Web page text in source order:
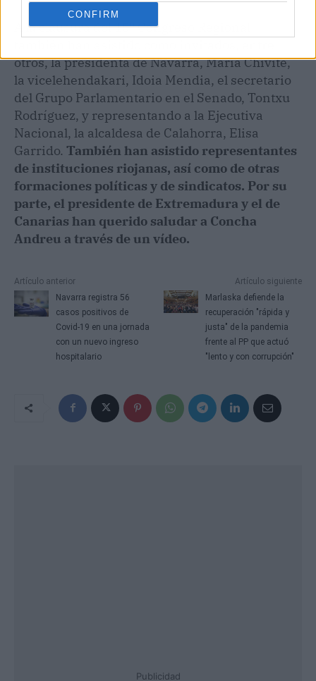
CONFIRM
A la clausura del 15º Congreso Regional
otros, la presidenta de Navarra, Maria Chivite,
la vicelehendakari, Idoia Mendia, el secretario
del Grupo Parlamentario en el Senado, Tontxu
Rodríguez, y representando a la Ejecutiva
Nacional, la alcaldesa de Calahorra, Elisa
Garrido. También han asistido representantes
de instituciones riojanas, así como de otras
formaciones políticas y de sindicatos. Por su
parte, el presidente de Extremadura y el de
Canarias han querido saludar a Concha
Andreu a través de un vídeo.
Artículo anterior
Navarra registra 56
casos positivos de
Covid-19 en una jornada
con un nuevo ingreso
hospitalario
Artículo siguiente
Marlaska defiende la
recuperación "rápida y
justa" de la pandemia
frente al PP que actuó
"lento y con corrupción"
Publicidad